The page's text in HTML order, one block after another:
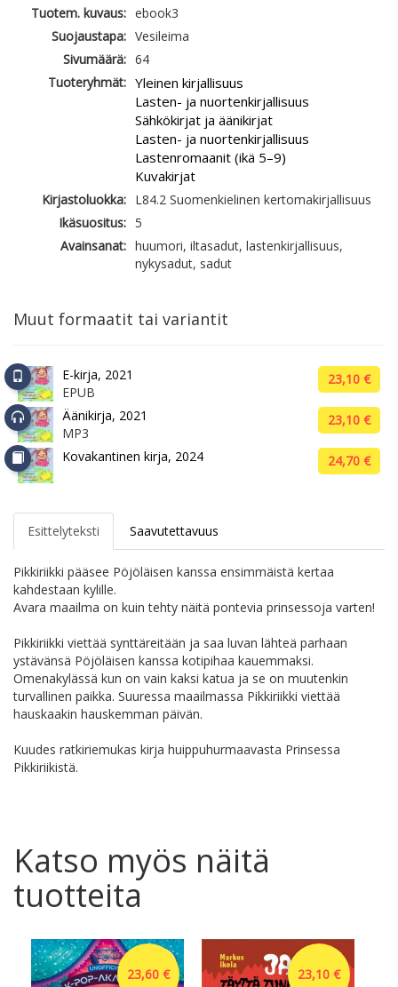
Tuotem. kuvaus: ebook3
Suojaustapa: Vesileima
Sivumäärä: 64
Tuoteryhmät: Yleinen kirjallisuus
Lasten- ja nuortenkirjallisuus
Sähkökirjat ja äänikirjat
Lasten- ja nuortenkirjallisuus
Lastenromaanit (ikä 5–9)
Kuvakirjat
Kirjastoluokka: L84.2 Suomenkielinen kertomakirjallisuus
Ikäsuositus: 5
Avainsanat: huumori, iltasadut, lastenkirjallisuus,
nykysadut, sadut
Muut formaatit tai variantit
E-kirja, 2021
EPUB
23,10 €
Äänikirja, 2021
MP3
23,10 €
Kovakantinen kirja, 2024 24,70 €
Esittelyteksti Saavutettavuus
Pikkiriikki pääsee Pöjöläisen kanssa ensimmäistä kertaa
kahdestaan kylille.
Avara maailma on kuin tehty näitä pontevia prinsessoja varten!
Pikkiriikki viettää synttäreitään ja saa luvan lähteä parhaan
ystävänsä Pöjöläisen kanssa kotipihaa kauemmaksi.
Omenakylässä kun on vain kaksi katua ja se on muutenkin
turvallinen paikka. Suuressa maailmassa Pikkiriikki viettää
hauskaakin hauskemman päivän.
Kuudes ratkiriemukas kirja huippuhurmaavasta Prinsessa
Pikkiriikistä.
Katso myös näitä
tuotteita
23,60 € 23,10 €